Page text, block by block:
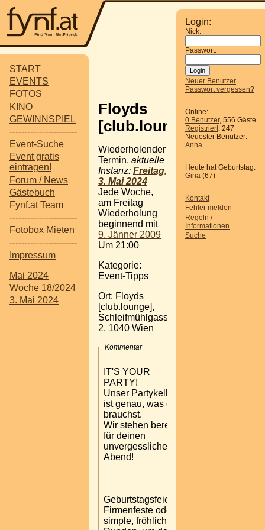
START
EVENTS
FOTOS
KINO
GEWINNSPIEL
-----------------------
Event-Suche
Event gratis
eintragen!
Forum / News
Gästebuch
Fynf.at Team
-----------------------
Fotobox Mieten
-----------------------
Impressum
Mai 2024
Woche 18/2024
3. Mai 2024
Login:
Nick:
Passwort:
Neuer Benutzer
Passwort vergessen?
Online:
0 Benutzer, 556 Gäste
Registriert: 247
Neuester Benutzer:
Anna
Heute hat Geburtstag:
Gina (67)
Kontakt
Fehler melden
Regeln /
Informationen
Suche
Floyds
[club.lounge]
Wiederholender
Termin, aktuelle
Instanz: Freitag,
3. Mai 2024
Jede Woche,
am Freitag
Wiederholung
beginnend mit
9. Jänner 2009
Um 21:00
Kategorie:
Event-Tipps
Ort: Floyds
[club.lounge],
Schleifmühlgasse
2, 1040 Wien
Kommentar
IT'S YOUR
PARTY!
Unser Partykeller
ist genau, was du
brauchst.
Wir stehen bereit
für deinen
unvergesslichen
Abend!
Geburtstagsfeiern,
Firmenfeste oder
simple, fröhliche